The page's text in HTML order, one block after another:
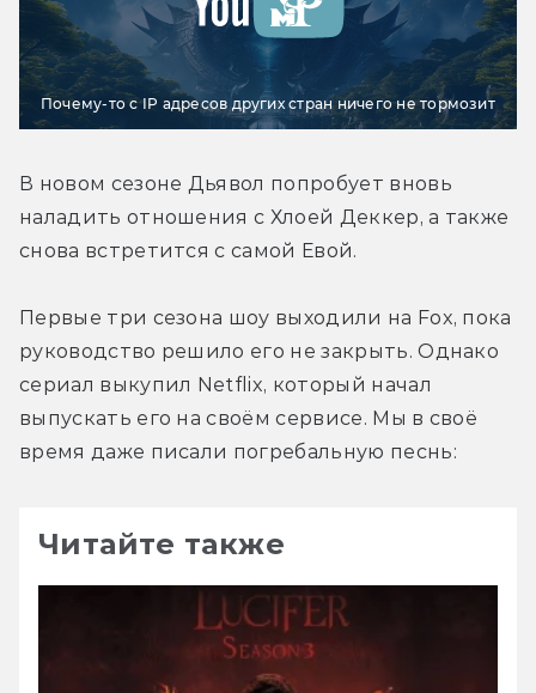
Почему-то с IP адресов других стран ничего не тормозит
В новом сезоне Дьявол попробует вновь
наладить отношения с Хлоей Деккер, а также
снова встретится с самой Евой.
Первые три сезона шоу выходили на Fox, пока
руководство решило его не закрыть. Однако
сериал выкупил Netflix, который начал
выпускать его на своём сервисе. Мы в своё
время даже писали погребальную песнь:
Читайте также